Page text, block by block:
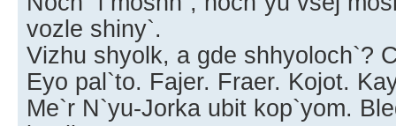
vozle shiny`.
Vizhu shyolk, a gde shhyoloch`?
Eyo pal`to. Fajer. Fraer. Kojot.
Me`r N`yu-Jorka ubit kop`yom.